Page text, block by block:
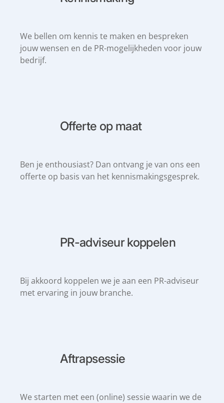
We bellen om kennis te maken en bespreken
jouw wensen en de PR-mogelijkheden voor jouw
bedrijf.
Offerte op maat
Ben je enthousiast? Dan ontvang je van ons een
offerte op basis van het kennismakingsgesprek.
PR-adviseur koppelen
Bij akkoord koppelen we je aan een PR-adviseur
met ervaring in jouw branche.
Aftrapsessie
We starten met een (online) sessie waarin we de